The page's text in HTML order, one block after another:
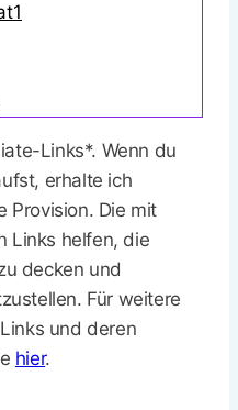
Links*. Wenn du
erhalte ich
Provision. Die mit
Links helfen, die
decken und
Für weitere
und deren
hier.